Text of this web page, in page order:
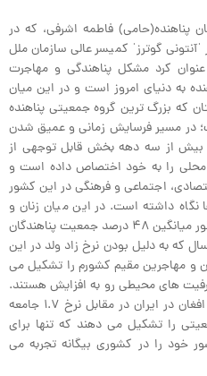
پناهنده(حامی) فاطمه اشرفی، که در
گوترزˈ کمیسر عالی سازمان ملل
کرد مشکل پناهندگی و مهاجرت
به دنیای امروز است و در این میان
که بزرگ ترین گروه جمعیتی پناهنده
در مسیر فرسایش زمانی و عمیق شدن
بیش از سه دهه بخش قابل توجهی از
محلی را به خود اختصاص داده است و
اجتماعی و فرهنگی در این کشور
نگاه داشته است. در این میان زنان و
دختران پناهنده افغان هستند که به طور میانگین ۴۸ درصد جمعیت پناهندگان
تشکیل می دهند و کودکان زیر ۱۸ سال که به دلیل بودن نرخ زاد ولد در این
و مهاجرین مقیم کشورم را تشکیل می
های محیطی رو به افزایش هستند.
(۴.۲ نرخ رسمی زاد و ولد پناهندگان افغان در ایران در مقابل نرخ ۱.۷ جامعه
را تشکیل می دهند که تنها برای
خود را در کشوری بیگانه تجربه می